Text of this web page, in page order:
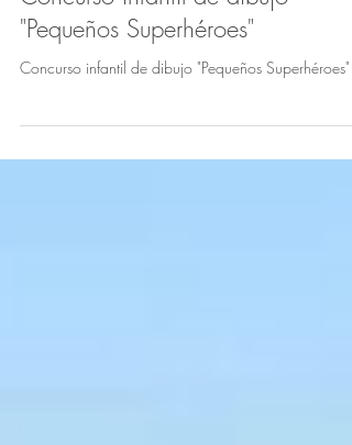
Asociación La Magia de Eva
Concurso infantil de dibujo
"Pequeños Superhéroes"
Concurso infantil de dibujo "Pequeños Superhéroes"